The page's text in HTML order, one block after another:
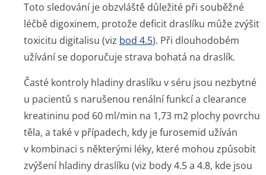
Toto sledování je obzvláště důležité při souběžné
léčbě digoxinem, protože deficit draslíku může zvýšit
toxicitu digitalisu (viz bod 4.5). Při dlouhodobém
užívání se doporučuje strava bohatá na draslík.
Časté kontroly hladiny draslíku v séru jsou nezbytné
u pacientů s narušenou renální funkcí a clearance
kreatininu pod 60 ml/min na 1,73 m2 plochy povrchu
těla, a také v případech, kdy je furosemid užíván
v kombinaci s některými léky, které mohou způsobit
zvýšení hladiny draslíku (viz body 4.5 a 4.8, kde jsou